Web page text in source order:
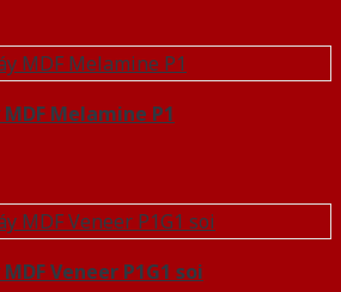
Melamine P1
Veneer P1G1 soi